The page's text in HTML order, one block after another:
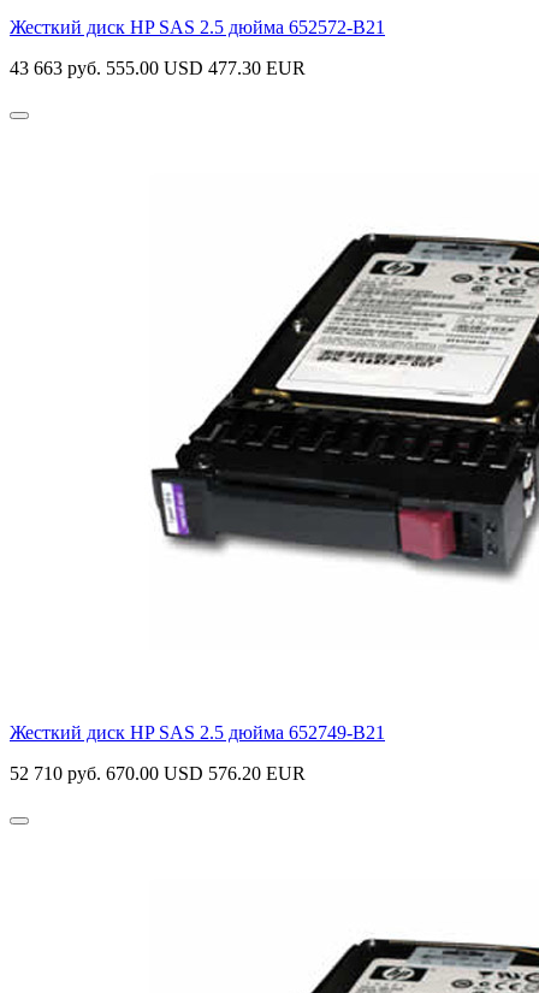
Жесткий диск HP SAS 2.5 дюйма 652572-B21
43 663 руб. 555.00 USD 477.30 EUR
Жесткий диск HP SAS 2.5 дюйма 652749-B21
52 710 руб. 670.00 USD 576.20 EUR